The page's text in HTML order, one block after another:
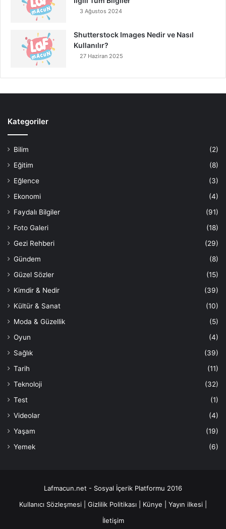
3 Ağustos 2024
Shutterstock Images Nedir ve Nasıl
Kullanılır?
27 Haziran 2025
Kategoriler
Bilim
(2)
Eğitim
(8)
Eğlence
(3)
Ekonomi
(4)
Faydalı Bilgiler
(91)
Foto Galeri
(18)
Gezi Rehberi
(29)
Gündem
(8)
Güzel Sözler
(15)
Kimdir & Nedir
(39)
Kültür & Sanat
(10)
Moda & Güzellik
(5)
Oyun
(4)
Sağlık
(39)
Tarih
(11)
Teknoloji
(32)
Test
(1)
Videolar
(4)
Yaşam
(19)
Yemek
(6)
Lafmacun.net - Sosyal İçerik Platformu 2016
Kullanıcı Sözleşmesi
Gizlilik Politikası Künye Yayın ilkesi
İletişim